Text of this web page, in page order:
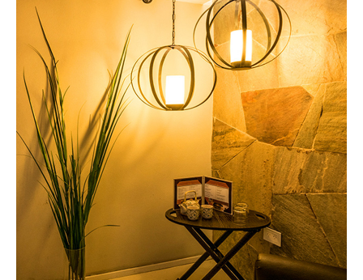
Aventura
Bienestar